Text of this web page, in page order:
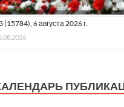
(15784), 6 августа 2026 г.